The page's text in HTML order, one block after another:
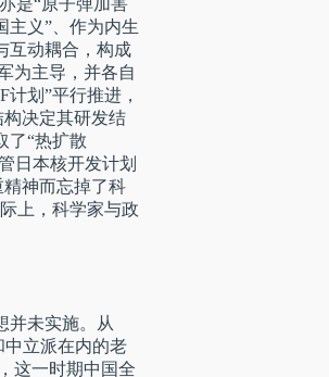
是“原子弹加害
主义”、作为内生
互动耦合，构成
为主导，并各自
划”平行推进，
决定其研发结
了“热扩散
日本核开发计划
神而忘掉了科
上，科学家与政
并未实施。从
中立派在内的老
这一时期中国全